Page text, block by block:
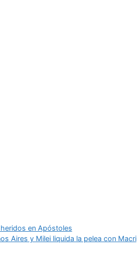
en Apóstoles
Aires y Milei liquida la pelea con Macri